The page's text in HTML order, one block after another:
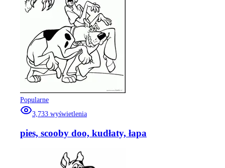
Popularne
3,733 wyświetlenia
pies, scooby doo, kudłaty, łapa